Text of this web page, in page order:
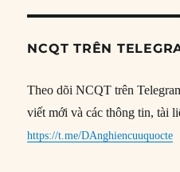
NCQT TRÊN
Theo dõi NCQT trên
viết mới và các thông tin, tài
https://t.me/DAnghiencuuquocte